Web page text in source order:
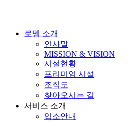
로뎀 소개
인사말
MISSION & VISION
시설현황
프리미엄 시설
조직도
찾아오시는 길
서비스 소개
입소안내